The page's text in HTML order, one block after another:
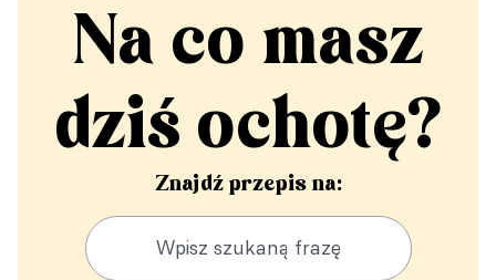
Na co masz
dziś ochotę?
Znajdź przepis na: